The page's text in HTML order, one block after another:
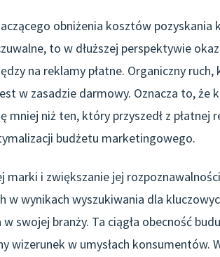
obniżenia kosztów pozyskania
to w dłuższej perspektywie
na reklamy płatne. Organiczny
w zasadzie darmowy. Oznacza to, że
niż ten, który przyszedł z płatnej
budżetu marketingowego.
marki i zwiększanie jej
w wynikach wyszukiwania dla
swojej branży. Ta ciągła obecność
wizerunek w umysłach konsumentów.